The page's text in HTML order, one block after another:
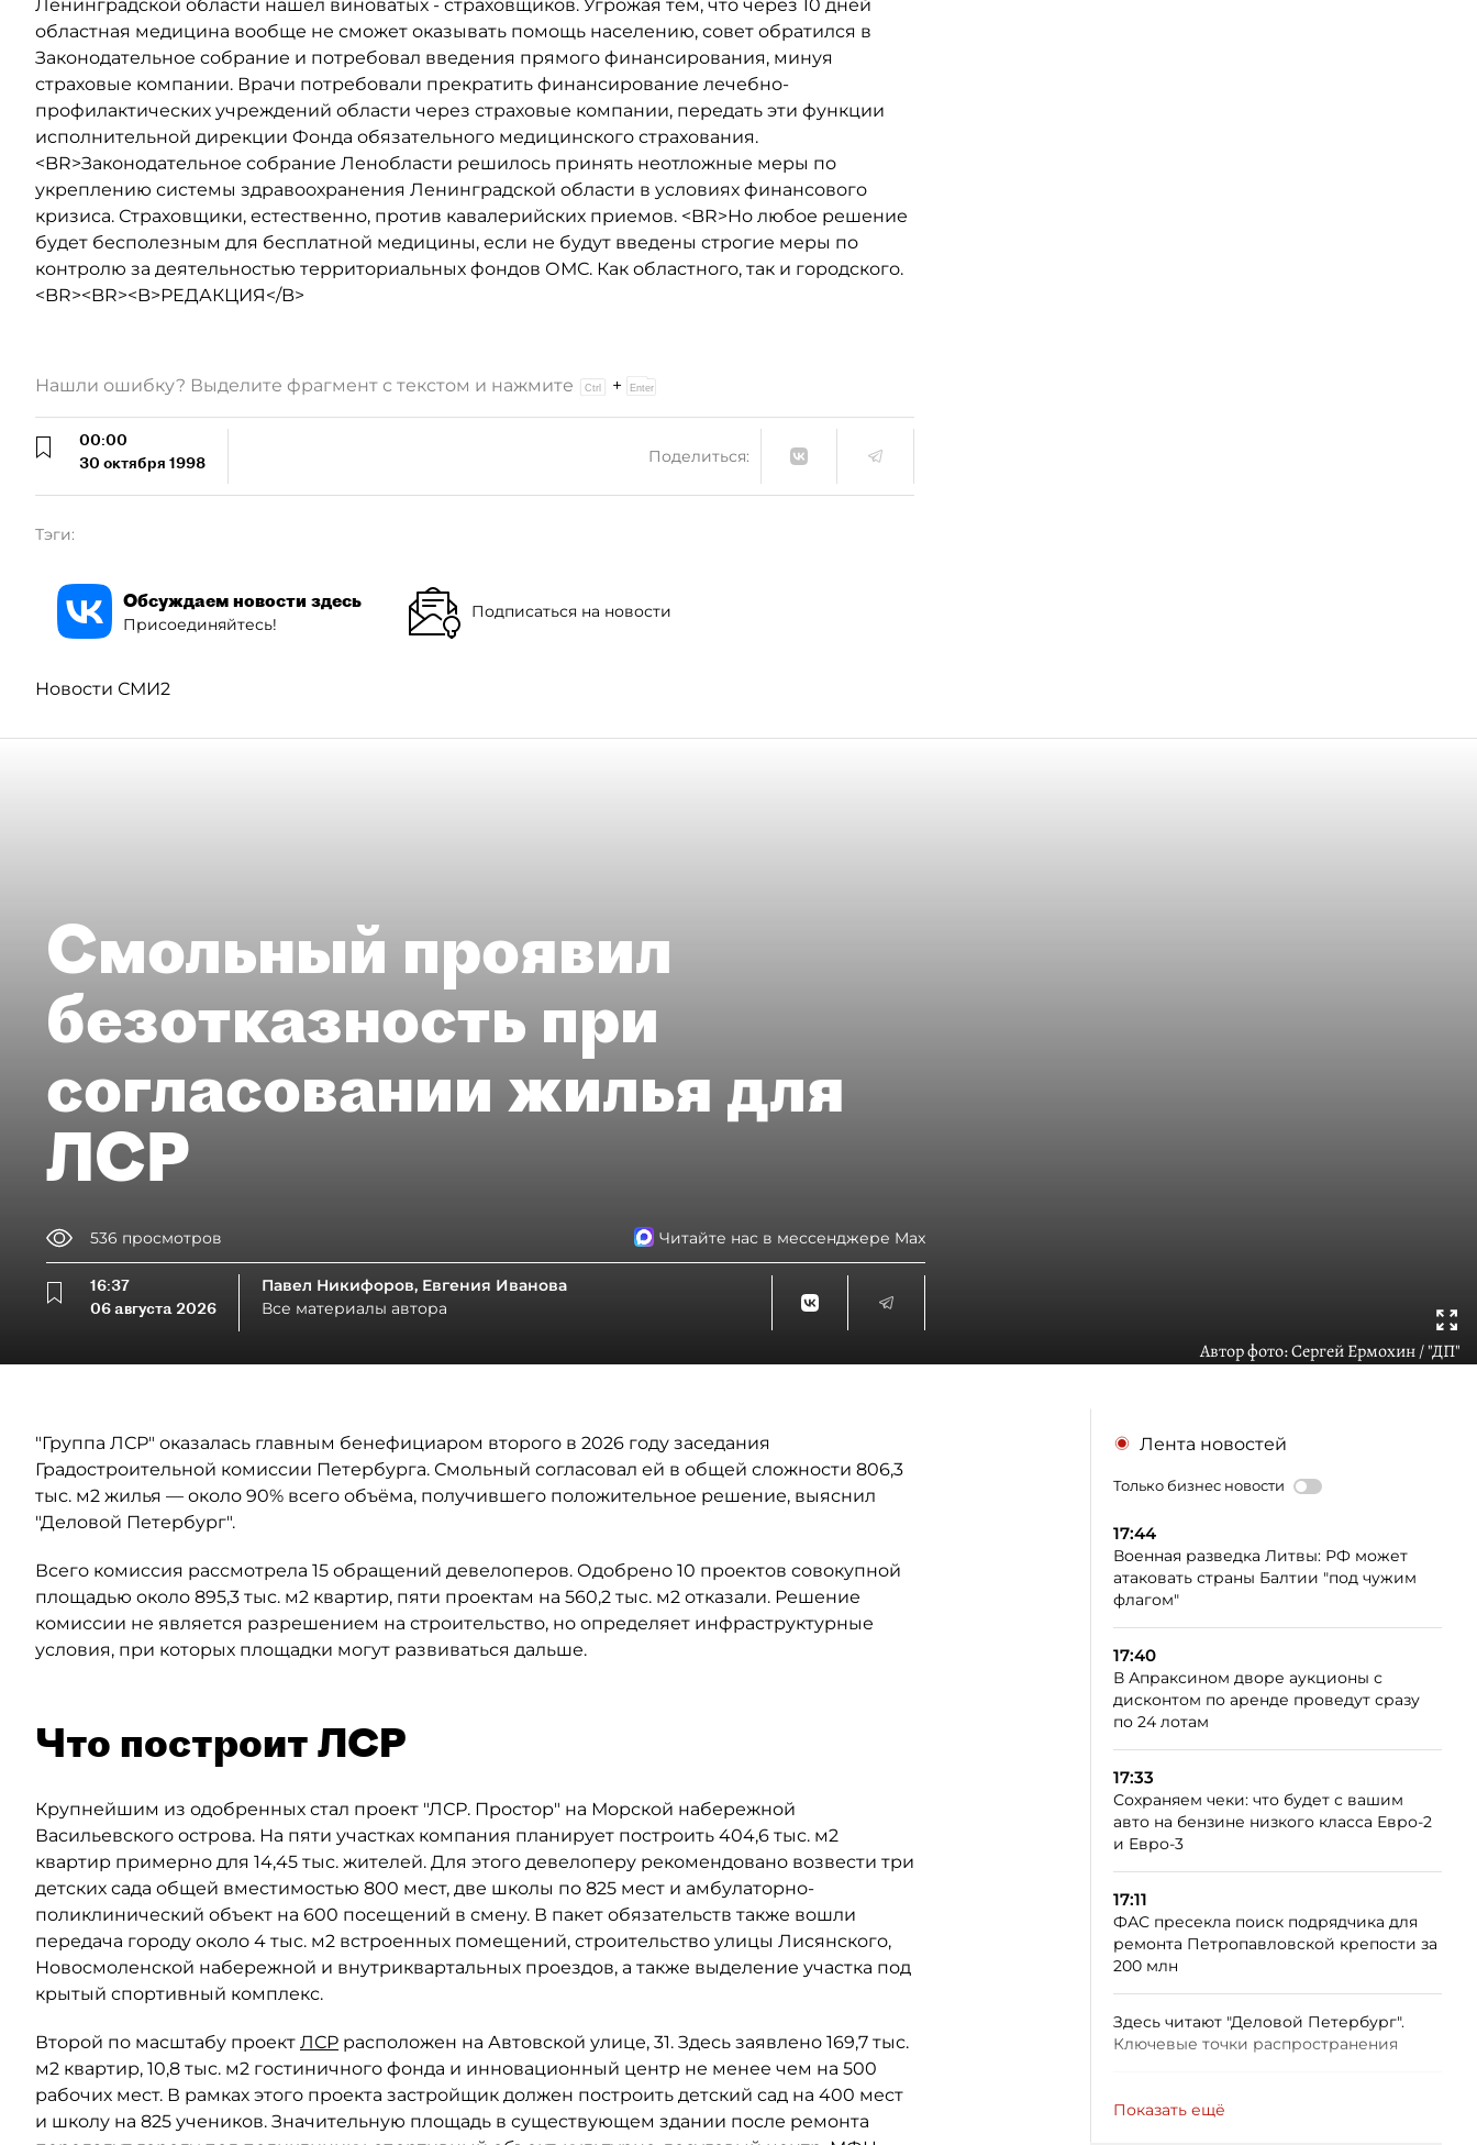
Ленинградской области нашел виноватых - страховщиков. Угрожая тем, что через 10 дней
областная медицина вообще не сможет оказывать помощь населению, совет обратился в
Законодательное собрание и потребовал введения прямого финансирования, минуя
страховые компании. Врачи потребовали прекратить финансирование лечебно-
профилактических учреждений области через страховые компании, передать эти функции
исполнительной дирекции Фонда обязательного медицинского страхования.
<BR>Законодательное собрание Ленобласти решилось принять неотложные меры по
укреплению системы здравоохранения Ленинградской области в условиях финансового
кризиса. Страховщики, естественно, против кавалерийских приемов. <BR>Но любое решение
будет бесполезным для бесплатной медицины, если не будут введены строгие меры по
контролю за деятельностью территориальных фондов ОМС. Как областного, так и городского.
<BR><BR><B>РЕДАКЦИЯ</B>
Нашли ошибку? Выделите фрагмент с текстом и нажмите +
00:00
30 октября 1998
Поделиться:
Тэги:
Обсуждаем новости здесь
Присоединяйтесь!
Подписаться на новости
Новости СМИ2
Смольный проявил
безотказность при
согласовании жилья для
ЛСР
536 просмотров Читайте нас в мессенджере Max
16:37
06 августа 2026
Павел Никифоров, Евгения Иванова
Все материалы автора
Автор фото:Сергей Ермохин / "ДП"
"Группа ЛСР" оказалась главным бенефициаром второго в 2026 году заседания
Градостроительной комиссии Петербурга. Смольный согласовал ей в общей сложности 806,3
тыс. м2 жилья — около 90% всего объёма, получившего положительное решение, выяснил
"Деловой Петербург".
Всего комиссия рассмотрела 15 обращений девелоперов. Одобрено 10 проектов совокупной
площадью около 895,3 тыс. м2 квартир, пяти проектам на 560,2 тыс. м2 отказали. Решение
комиссии не является разрешением на строительство, но определяет инфраструктурные
условия, при которых площадки могут развиваться дальше.
Что построит ЛСР
Крупнейшим из одобренных стал проект "ЛСР. Простор" на Морской набережной
Васильевского острова. На пяти участках компания планирует построить 404,6 тыс. м2
квартир примерно для 14,45 тыс. жителей. Для этого девелоперу рекомендовано возвести три
детских сада общей вместимостью 800 мест, две школы по 825 мест и амбулаторно-
поликлинический объект на 600 посещений в смену. В пакет обязательств также вошли
передача городу около 4 тыс. м2 встроенных помещений, строительство улицы Лисянского,
Новосмоленской набережной и внутриквартальных проездов, а также выделение участка под
крытый спортивный комплекс.
Второй по масштабу проект ЛСР расположен на Автовской улице, 31. Здесь заявлено 169,7 тыс.
м2 квартир, 10,8 тыс. м2 гостиничного фонда и инновационный центр не менее чем на 500
рабочих мест. В рамках этого проекта застройщик должен построить детский сад на 400 мест
и школу на 825 учеников. Значительную площадь в существующем здании после ремонта
Лента новостей
Только бизнес новости
17:44
Военная разведка Литвы: РФ может
атаковать страны Балтии "под чужим
флагом"
17:40
В Апраксином дворе аукционы с
дисконтом по аренде проведут сразу
по 24 лотам
17:33
Сохраняем чеки: что будет с вашим
авто на бензине низкого класса Евро-2
и Евро-3
17:11
ФАС пресекла поиск подрядчика для
ремонта Петропавловской крепости за
200 млн
Здесь читают "Деловой Петербург".
Ключевые точки распространения
Показать ещё